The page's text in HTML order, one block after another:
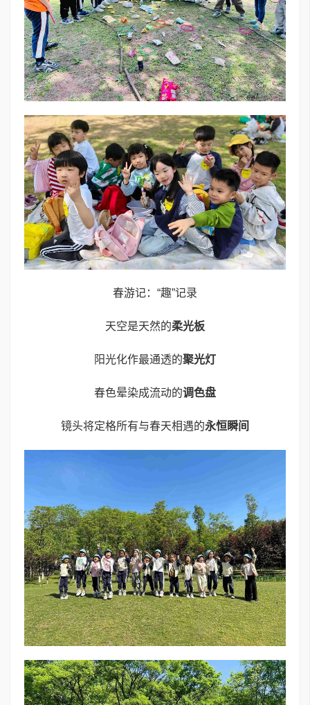
春游记：“趣”记录
天空是天然的柔光板
阳光化作最通透的聚光灯
春色晕染成流动的调色盘
镜头将定格所有与春天相遇的永恒瞬间